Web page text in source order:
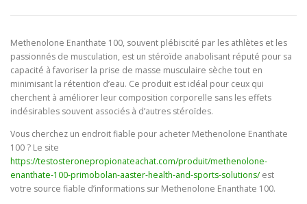
Methenolone Enanthate 100, souvent plébiscité par les athlètes et les
passionnés de musculation, est un stéroïde anabolisant réputé pour sa
capacité à favoriser la prise de masse musculaire sèche tout en
minimisant la rétention d’eau. Ce produit est idéal pour ceux qui
cherchent à améliorer leur composition corporelle sans les effets
indésirables souvent associés à d’autres stéroïdes.
Vous cherchez un endroit fiable pour acheter Methenolone Enanthate
100 ? Le site
https://testosteronepropionateachat.com/produit/methenolone-
enanthate-100-primobolan-aaster-health-and-sports-solutions/est
votre source fiable d’informations sur Methenolone Enanthate 100.